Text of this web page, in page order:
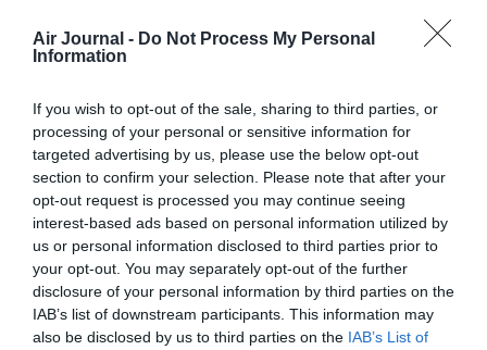
Air Journal - Do Not Process My Personal
Information
If you wish to opt-out of the sale, sharing to third parties, or
processing of your personal or sensitive information for
targeted advertising by us, please use the below opt-out
section to confirm your selection. Please note that after your
opt-out request is processed you may continue seeing
interest-based ads based on personal information utilized by
us or personal information disclosed to third parties prior to
your opt-out. You may separately opt-out of the further
disclosure of your personal information by third parties on the
IAB’s list of downstream participants. This information may
also be disclosed by us to third parties on the IAB’s List of
J’écume les cockpits d’AF depuis plus de 10 ans je
n’ai jamais utilisé le sobriquet “d’ULM” pour qualifier
collègues le faire, il serait bien de ne pas
généraliser ce que vous avez peut être entendu une
fois!
RÉPONDRE
J'me mare a commenté :
28 janvier 2013 -
12 h 49 min
Que VOUS n’utilisiez pas ce surnom est
peut être vrai…